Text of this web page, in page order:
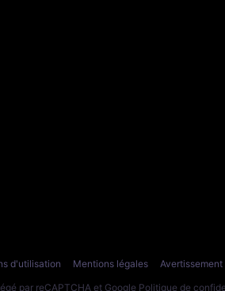
d'utilisation Mentions légales Avertissement
par reCAPTCHA et Google Politique de